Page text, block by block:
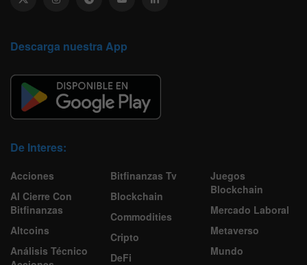
Portal de noticias financieras y de criptomonedas.
Descarga nuestra App
De Interes: